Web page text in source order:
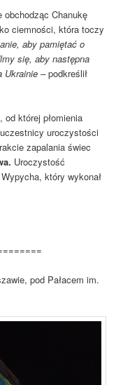
obchodząc Chanukę
ciemności, która toczy
aby pamiętać o
się, aby następna
Ukrainie –podkreślił
od której płomienia
uroczystości
zapalania świec
Uroczystość
który wykonał
pod Pałacem im.